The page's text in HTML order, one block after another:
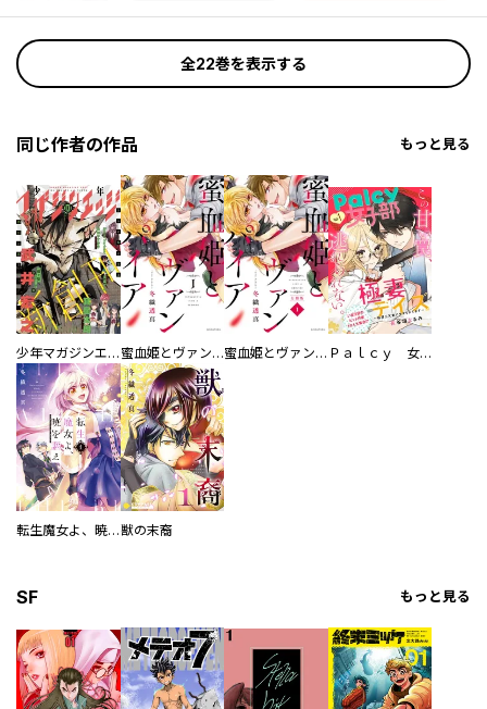
全22巻を表示する
同じ作者の作品 もっと見る
少年マガジンエッジ 蜜血姫とヴァンパイア 蜜血姫とヴァンパイア 分冊版 Ｐａｌｃｙ 女子部
転生魔女よ、暁を謳え獣の末裔
SF もっと見る